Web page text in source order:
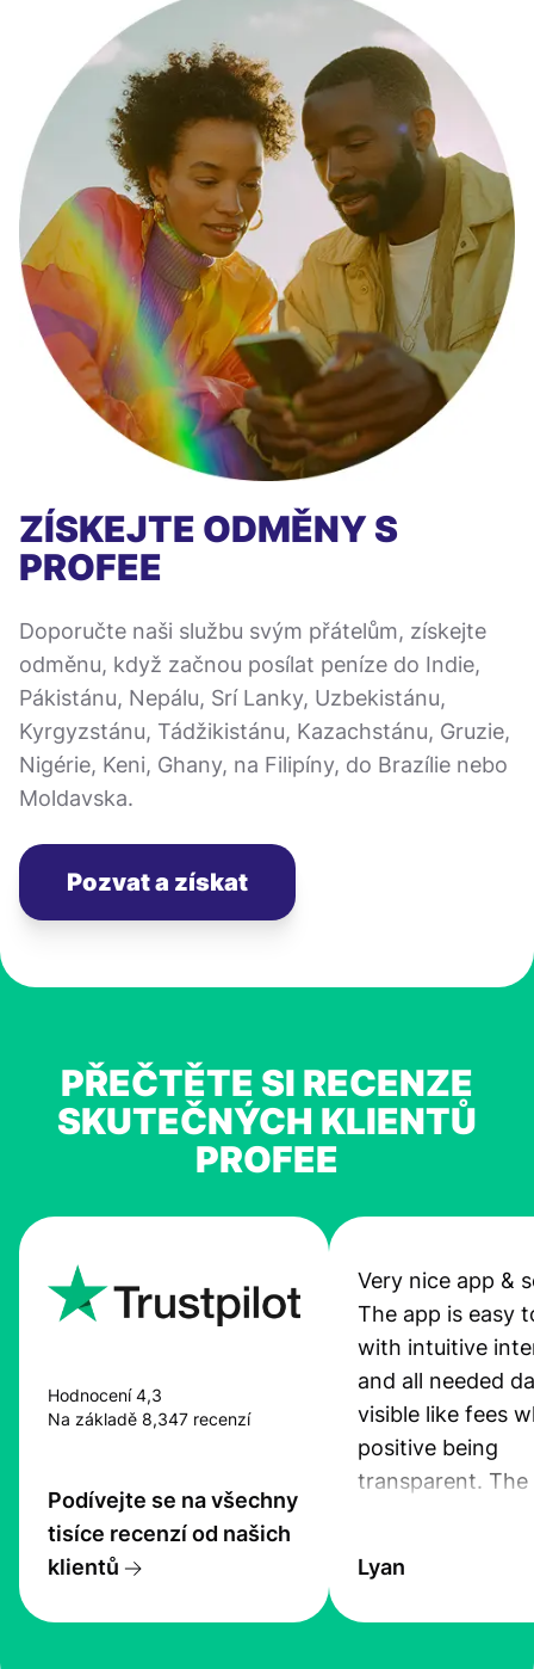
ZÍSKEJTE ODMĚNY S
PROFEE
Doporučte naši službu svým přátelům, získejte
odměnu, když začnou posílat peníze do Indie,
Pákistánu, Nepálu, Srí Lanky, Uzbekistánu,
Kyrgyzstánu, Tádžikistánu, Kazachstánu, Gruzie,
Nigérie, Keni, Ghany, na Filipíny, do Brazílie nebo
Moldavska.
Pozvat a získat
PŘEČTĚTE SI RECENZE
SKUTEČNÝCH KLIENTŮ
PROFEE
Hodnocení 4,3
Na základě 8,347 recenzí
Podívejte se na všechny
tisíce recenzí od našich
klientů
Very nice app &
The app is easy
with intuitive
and all needed
visible like fees
positive being
transparent. The
the exchange
Lyan